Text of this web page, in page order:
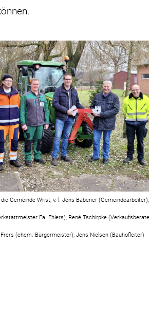
Gemeinde Wrist, v. l. Jens Babener
Fa. Ehlers), René Tschirpke
Frers (ehem. Bürgermeister), Jens Nielsen (Bauhofleiter)